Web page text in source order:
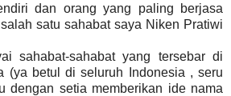
dan orang yang paling berjasa
satu sahabat saya Niken Pratiwi
sahabat-sahabat yang tersebar di
(ya betul di seluruh Indonesia , seru
dengan setia memberikan ide nama